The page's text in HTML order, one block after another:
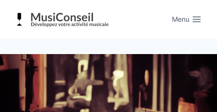
Menu